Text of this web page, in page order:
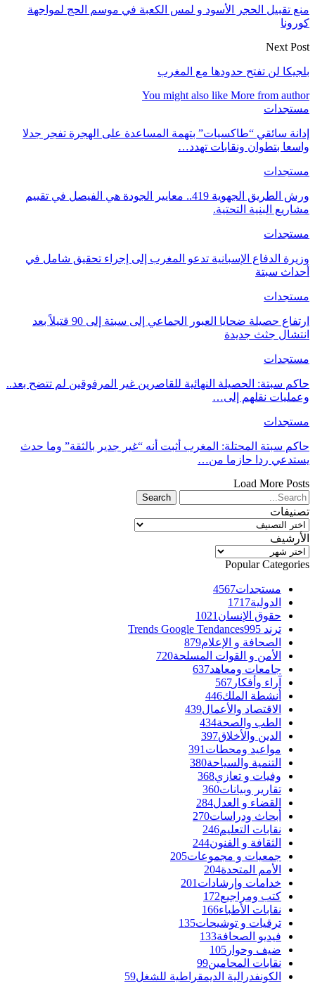
منع تقبيل الحجر الأسود و لمس الكعبة في موسم الحج لمواجهة
كورونا
Next Post
بلجيكا لن تفتح حدودها مع المغرب
You might also like More from author
مستجدات
إدانة سائقي “طاكسيات” بتهمة المساعدة على الهجرة تفجر جدلا
واسعا بتطوان ونقابات تهدد…
مستجدات
ورش الطريق الجهوية 419.. معايير الجودة هي الفيصل في تقييم
مشاريع البنية التحتية.
مستجدات
وزيرة الدفاع الإسبانية تدعو المغرب إلى إجراء تحقيق شامل في
أحداث سبتة
مستجدات
ارتفاع حصيلة ضحايا العبور الجماعي إلى سبتة إلى 90 قتيلاً بعد
انتشال جثث جديدة
مستجدات
حاكم سبتة: الحصيلة النهائية للقاصرين غير المرفوقين لم تتضح بعد..
وعمليات نقلهم إلى…
مستجدات
حاكم سبتة المحتلة: المغرب أثبت أنه “غير جدير بالثقة” وما حدث
يستدعي ردا حازما من…
Load More Posts
تصنيفات
تصنيفات
الأرشيف
الأرشيف
Popular Categories
مستجدات4567
الدولية1717
حقوق الإنسان 1021
ترند Trends Google Tendances 995
الصحافة و الإعلام879
الأمن و القوات المسلحة720
جامعات ومعاهد637
آراء وأفكار 567
أنشطة الملك446
الاقتصاد والأعمال439
الطب والصحة434
الدين والأخلاق397
مواعيد ومحطات 391
التنمية والسياحة380
وفيات و تعازي368
تقارير وبيانات360
القضاء و العدل284
أبحاث ودراسات270
نقابات التعليم246
الثقافة و الفنون244
جمعيات و مجموعات205
الأمم المتحدة204
خدامات وإرشادات 201
كتب ومراجيع172
نقابات الأطباء166
ترقيات و توشيحات135
فيديو الصحافة133
ضيف وحوار 105
نقابات المحامين99
الكونفدرالية الديمقراطية للشغل59